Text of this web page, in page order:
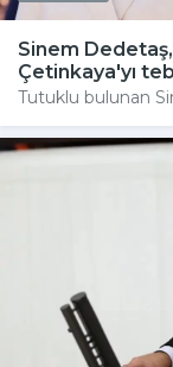
Sinem
Çetinkaya'yı
Tutuklu bulunan